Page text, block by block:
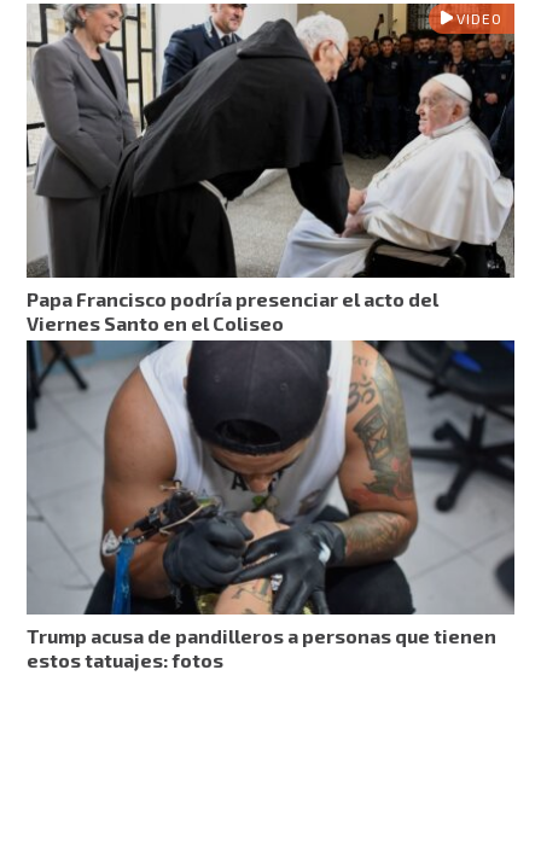
VIDEO
Papa Francisco podría presenciar el acto del
Viernes Santo en el Coliseo
Trump acusa de pandilleros a personas que tienen
estos tatuajes: fotos